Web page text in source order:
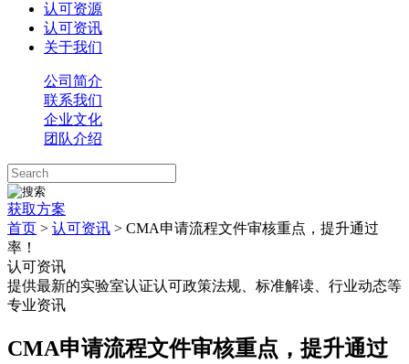
认可资源
认可资讯
关于我们
公司简介
联系我们
企业文化
团队介绍
获取方案
首页 > 认可资讯 > CMA申请流程文件审核重点，提升通过
率！
认可资讯
提供最新的实验室认证认可政策法规、标准解读、行业动态等
专业资讯
CMA申请流程文件审核重点，提升通过